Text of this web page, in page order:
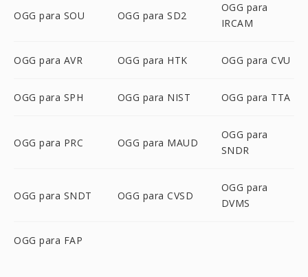
OGG para SOU OGG para SD2
OGG para
IRCAM
OGG para AVR OGG para HTK OGG para CVU
OGG para SPH OGG para NIST OGG para TTA
OGG para PRC OGG para MAUD
OGG para
SNDR
OGG para SNDT OGG para CVSD
OGG para
DVMS
OGG para FAP